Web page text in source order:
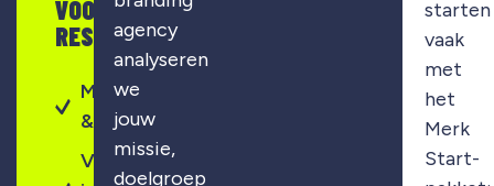
VOOR
RESULTAAT?
Merkontwikkeling
& strategie
Visuele
agency
analyseren
we
jouw
missie,
doelgroep
starten
vaak
met
het
Merk
Start-